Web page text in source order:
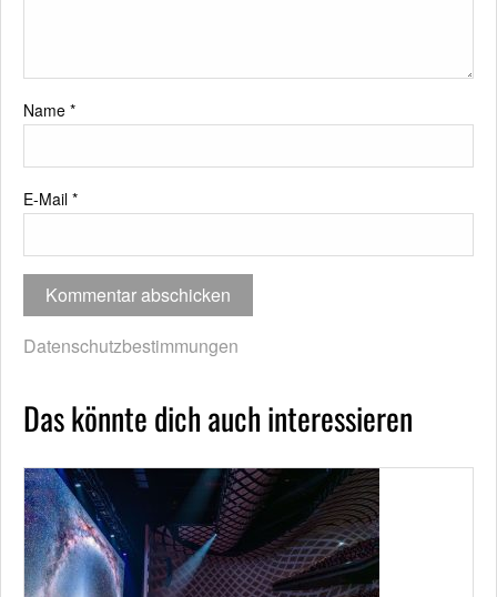
Name *
E-Mail *
Datenschutzbestimmungen
Das könnte dich auch interessieren